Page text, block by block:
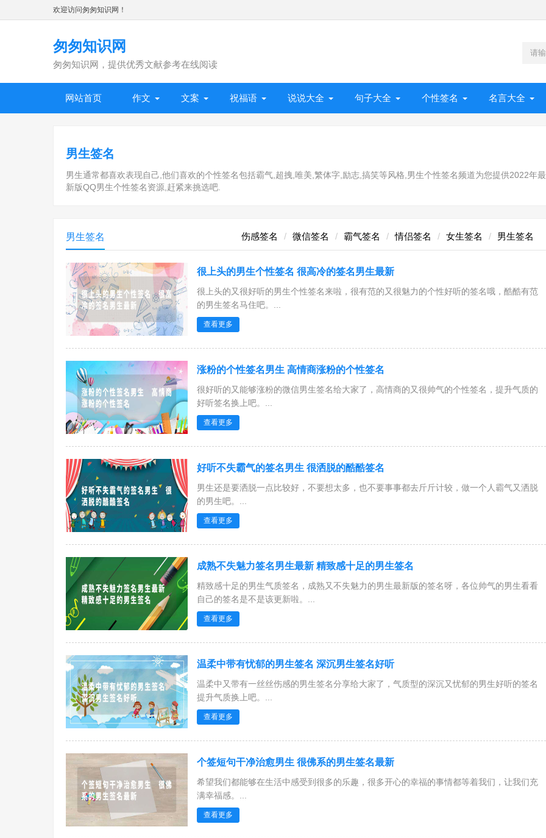
欢迎访问匆匆知识网！
匆匆知识网
匆匆知识网，提供优秀文献参考在线阅读
网站首页 作文 文案 祝福语 说说大全 句子大全 个性签名 名言大全
男生签名
男生通常都喜欢表现自己,他们喜欢的个性签名包括霸气,超拽,唯美,繁体字,励志,搞笑等风格,男生个性签名频道为您提供2022年最
新版QQ男生个性签名资源,赶紧来挑选吧.
伤感签名 微信签名 霸气签名 情侣签名 女生签名 男生签名
男生签名
很上头的男生个性签名 很高冷的签名男生最新
很上头的又很好听的男生个性签名来啦，很有范的又很魅力的个性好听的签名哦，酷酷有范
的男生签名马住吧。...
查看更多
涨粉的个性签名男生 高情商涨粉的个性签名
很好听的又能够涨粉的微信男生签名给大家了，高情商的又很帅气的个性签名，提升气质的
好听签名换上吧。...
查看更多
好听不失霸气的签名男生 很洒脱的酷酷签名
男生还是要洒脱一点比较好，不要想太多，也不要事事都去斤斤计较，做一个人霸气又洒脱
的男生吧。...
查看更多
成熟不失魅力签名男生最新 精致感十足的男生签名
精致感十足的男生气质签名，成熟又不失魅力的男生最新版的签名呀，各位帅气的男生看看
自己的签名是不是该更新啦。...
查看更多
温柔中带有忧郁的男生签名 深沉男生签名好听
温柔中又带有一丝丝伤感的男生签名分享给大家了，气质型的深沉又忧郁的男生好听的签名
提升气质换上吧。...
查看更多
个签短句干净治愈男生 很佛系的男生签名最新
希望我们都能够在生活中感受到很多的乐趣，很多开心的幸福的事情都等着我们，让我们充
满幸福感。...
查看更多